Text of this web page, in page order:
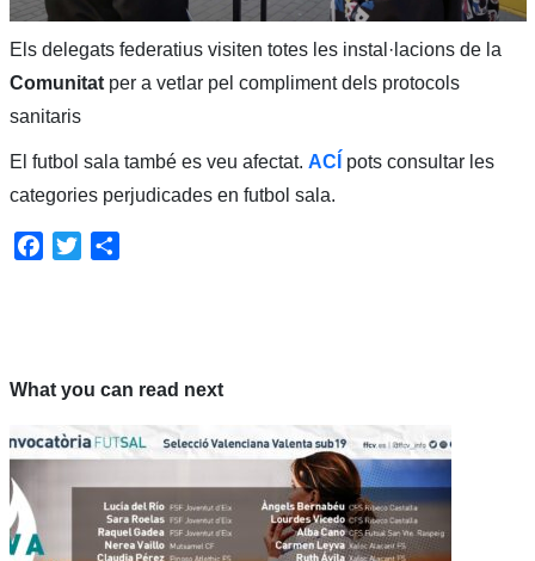
Els delegats federatius visiten totes les instal·lacions de la
Comunitat per a vetlar pel compliment dels protocols
sanitaris
El futbol sala també es veu afectat. ACÍ pots consultar les
categories perjudicades en futbol sala.
Facebook
Twitter
What you can read next